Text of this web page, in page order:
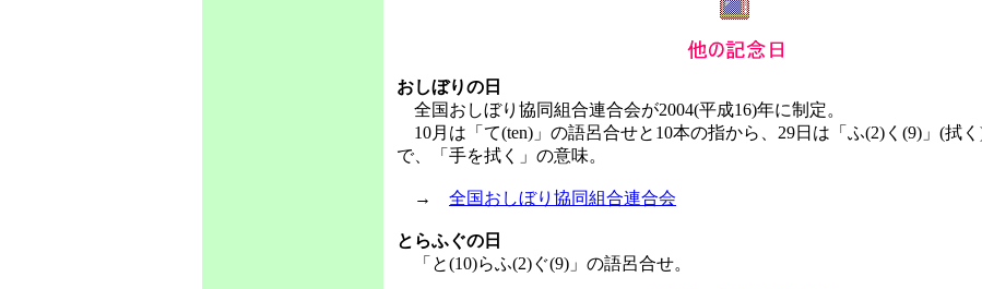
おしぼりの日
全国おしぼり協同組合連合会が2004(平成16)年に制定。
10月は「て(ten)」の語呂合せと10本の指から、29日は「ふ(2)く(9)」(拭
で、「手を拭く」の意味。
→ 全国おしぼり協同組合連合会
とらふぐの日
「と(10)らふ(2)ぐ(9)」の語呂合せ。